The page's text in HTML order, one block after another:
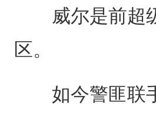
威尔是前超级
区。
如今警匪联手